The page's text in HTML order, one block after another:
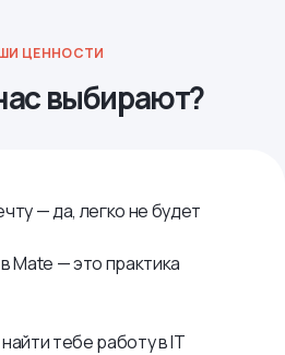
ЦЕННОСТИ
выбирают?
— да, легко не будет
Mate — это практика
тебе работу в IТ